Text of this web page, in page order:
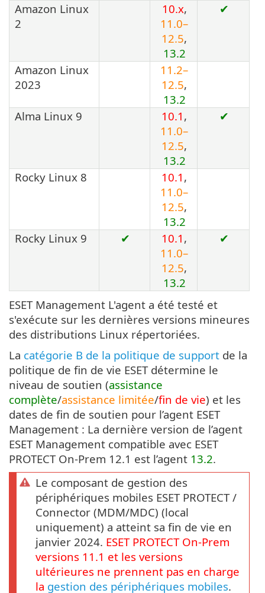
Amazon Linux
2
10.x,
11.0–
12.5,
13.2
✔
Amazon Linux
2023
11.2–
12.5,
13.2
Alma Linux 9
10.1 ,
11.0–
12.5,
13.2
✔
Rocky Linux 8 10.1 ,
11.0–
12.5,
13.2
Rocky Linux 9
✔ 10.1 ,
11.0–
12.5,
13.2
✔
ESET Management L'agent a été testé et
s'exécute sur les dernières versions mineures
des distributions Linux répertoriées.
La catégorie B de la politique de support de la
politique de fin de vie ESET détermine le
niveau de soutien (assistance
complète/assistance limitée/fin de vie) et les
dates de fin de soutien pour l’agent ESET
Management : La dernière version de l’agent
ESET Management compatible avec ESET
PROTECT On-Prem 12.1 est l’agent 13.2.
Le composant de gestion des
périphériques mobiles ESET PROTECT /
Connector (MDM/MDC) (local
uniquement) a atteint sa fin de vie en
janvier 2024. ESET PROTECT On-Prem
versions 11.1 et les versions
ultérieures ne prennent pas en charge
la gestion des périphériques mobiles.